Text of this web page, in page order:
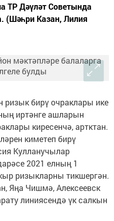
ТР Дәүләт Советында
(Шәһри Казан, Лилия
ризык бирү очраклары ике
иртәнге ашларын
киресенчә, артктан.
киметеп бирү
Кулланучылар
2021 елның 1
ризыкларны тикшергән.
Яңа Чишмә, Алексеевск
линиясендә үк салкын